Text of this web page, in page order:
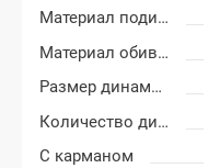
Материал подиумов
Материал обивки подиумов
Размер динамиков
Количество динамиков
С карманом